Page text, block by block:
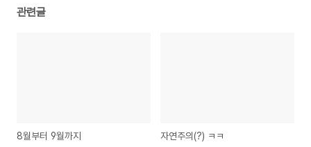
관련글
8월부터 9월까지 자연주의(?) ㅋㅋ